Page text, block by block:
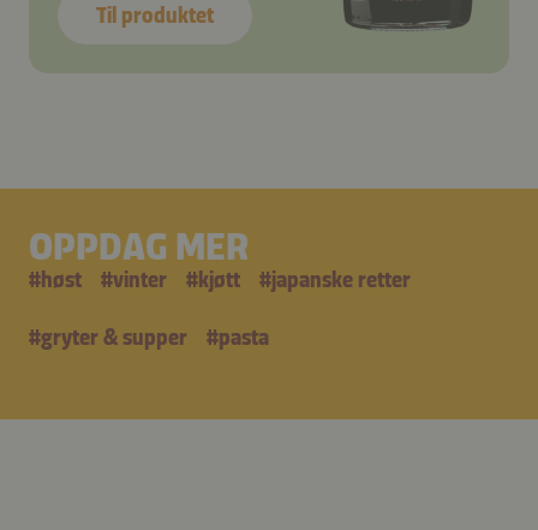
Til produktet
OPPDAG MER
#høst #vinter #kjøtt #japanske retter
#gryter & supper #pasta